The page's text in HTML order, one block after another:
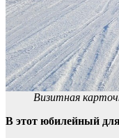
Визитная
В этот юбилейный